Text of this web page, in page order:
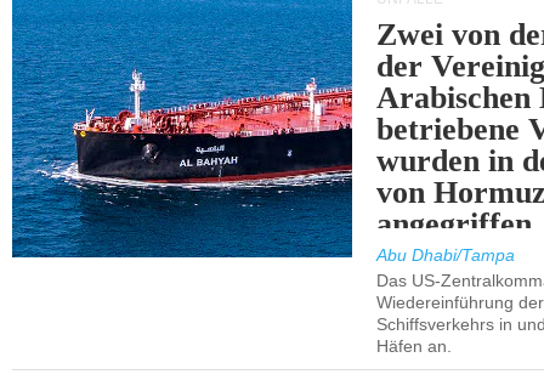
Zwei von
der
Arabischen
betriebene
wurden in
von
angegriffen.
Abu Dhabi/Tampa
Das US-
Wiedereinführung
Schiffsverkehrs in
Häfen an.